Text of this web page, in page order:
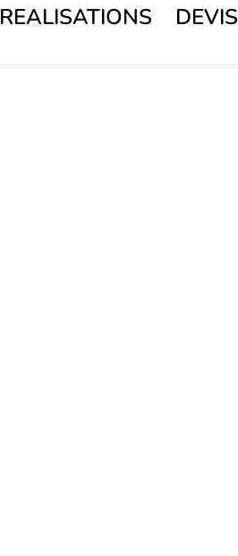
REALISATIONS DEVIS